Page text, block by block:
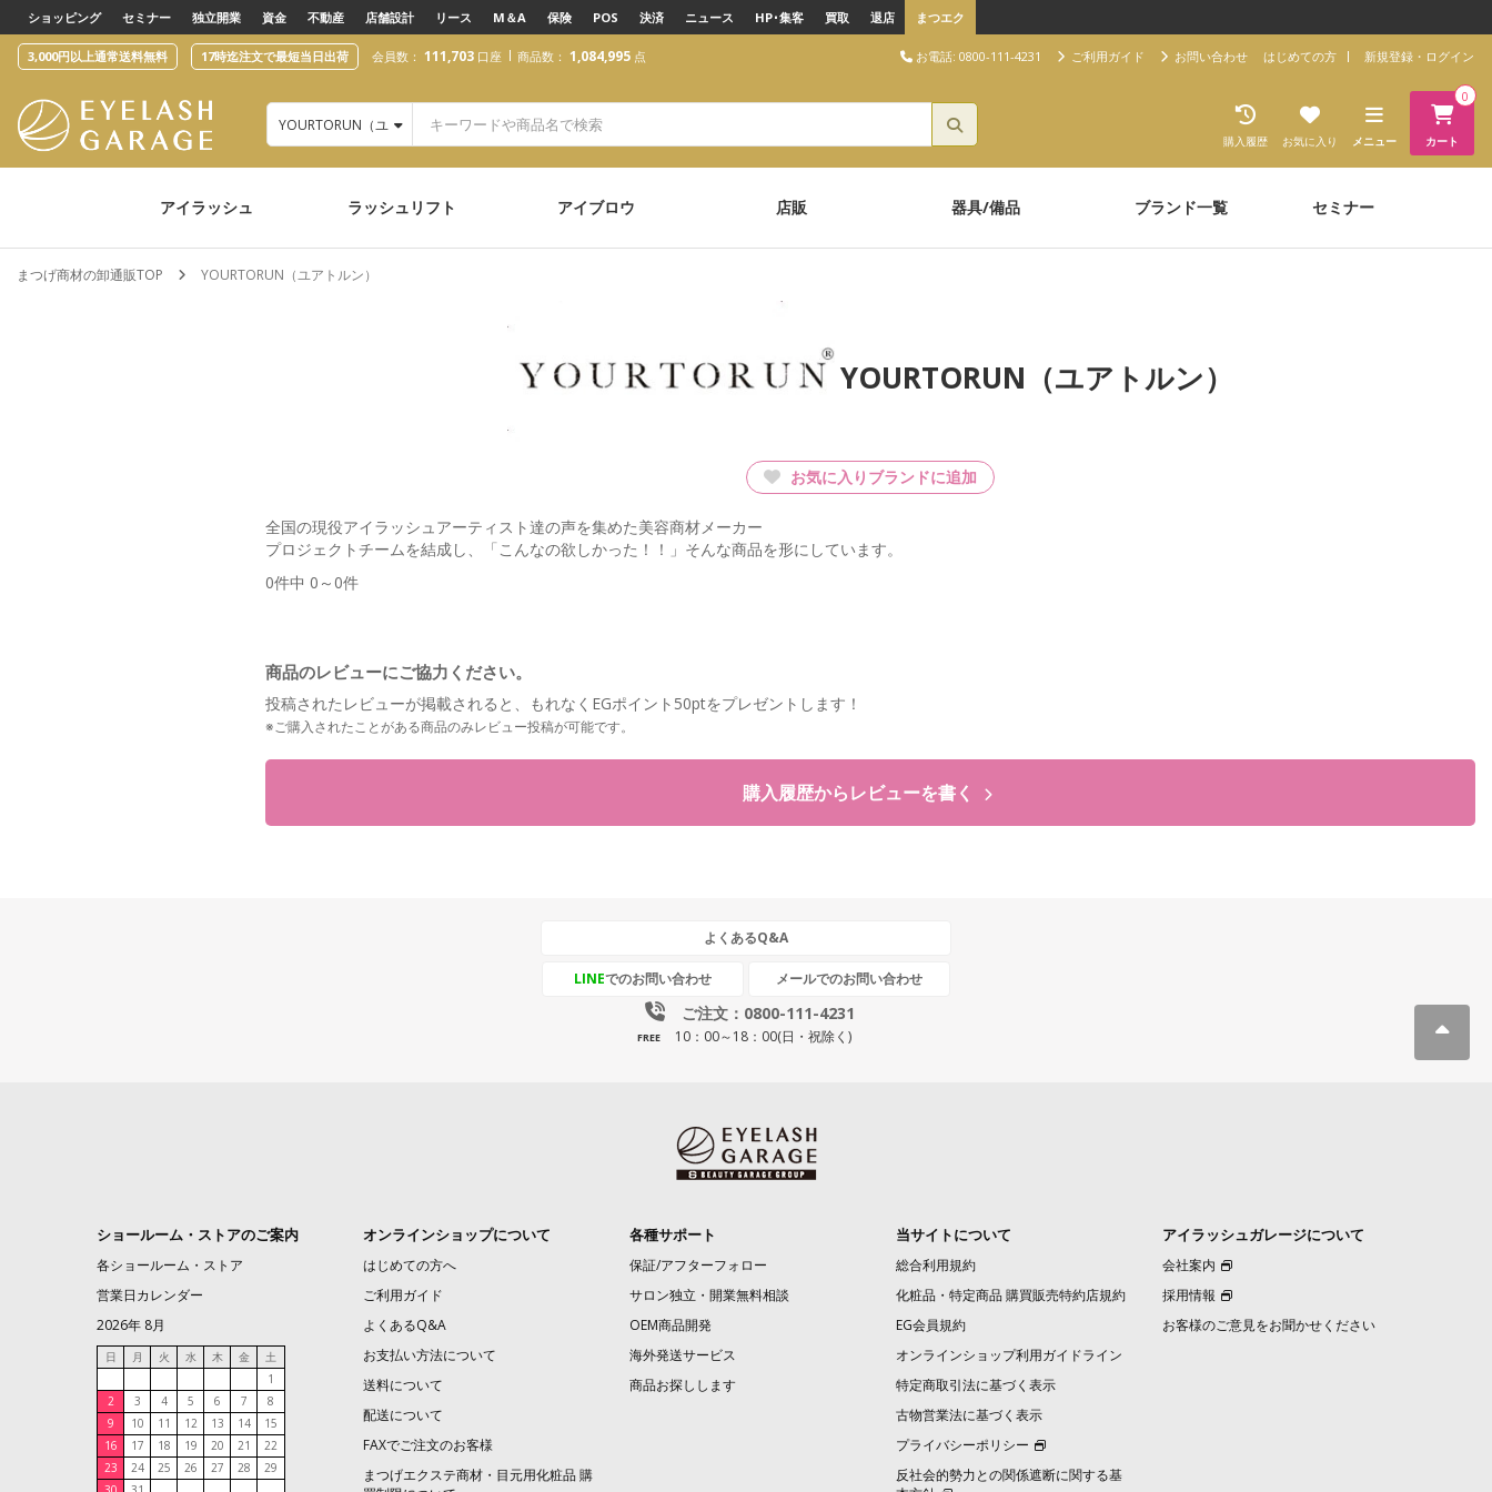
text.skipToContent
text.skipToNavigation
ショッピング セミナー 独立開業 資金 不動産 店舗設計 リース M＆A 保険 POS 決済 ニュース HP･集客 買取 退店 まつエク
3,000円以上通常送料無料 17時迄注文で最短当日出荷 会員数： 111,703 口座 商品数： 1,084,995 点 お電話: 0800-111-4231 ご利用ガイド お問い合わせ はじめての方 新規登録・ログイン
カート
0
メニュー
お気に入り
購入履歴
YOURTORUN（ユアトルン）
アイラッシュ ラッシュリフト アイブロウ 店販 器具/備品 ブランド一覧 セミナー
まつげ商材の卸通販TOP YOURTORUN（ユアトルン）
YOURTORUN（ユアトルン）
お気に入りブランドに追加
全国の現役アイラッシュアーティスト達の声を集めた美容商材メーカー
プロジェクトチームを結成し、「こんなの欲しかった！！」そんな商品を形にしています。
0件中 0～0件
商品のレビューにご協力ください。
投稿されたレビューが掲載されると、もれなくEGポイント50ptをプレゼントします！
※ご購入されたことがある商品のみレビュー投稿が可能です。
購入履歴からレビューを書く
よくあるQ&A
LINEでのお問い合わせ メールでのお問い合わせ
ご注文：0800-111-4231
FREE 10：00～18：00(日・祝除く)
ショールーム・ストアのご案内
各ショールーム・ストア
営業日カレンダー
2026年 8月
日 月 火 水 木 金
土
1
2
3 4 5 6 7
8
9
10 11 12 13 14
15
16
17 18 19 20 21
22
23
24 25 26 27 28
29
オンラインショップについて
はじめての方へ
ご利用ガイド
よくあるQ&A
お支払い方法について
送料について
配送について
FAXでご注文のお客様
まつげエクステ商材・目元用化粧品 購
各種サポート
保証/アフターフォロー
サロン独立・開業無料相談
OEM商品開発
海外発送サービス
商品お探しします
当サイトについて
総合利用規約
化粧品・特定商品 購買販売特約店規約
EG会員規約
オンラインショップ利用ガイドライン
特定商取引法に基づく表示
古物営業法に基づく表示
プライバシーポリシー
反社会的勢力との関係遮断に関する基
アイラッシュガレージについて
会社案内
採用情報
お客様のご意見をお聞かせください